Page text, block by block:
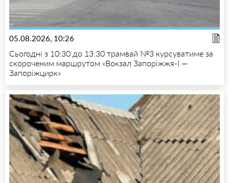
05.08.2026, 10:26
Сьогодні з 10:30 до 13:30 трамвай №3 курсуватиме за
скороченим маршрутом «Вокзал Запоріжжя-I —
Запоріжцирк»